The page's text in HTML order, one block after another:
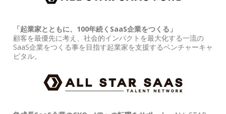
「起業家とともに、100年続くSaaS企業をつくる」
顧客を最優先に考え、社会的インパクトを最大化する一流の
SaaS企業をつくる事を目指す起業家を支援するベンチャーキャ
ピタル。